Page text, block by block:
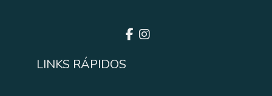
LINKS RÁPIDOS